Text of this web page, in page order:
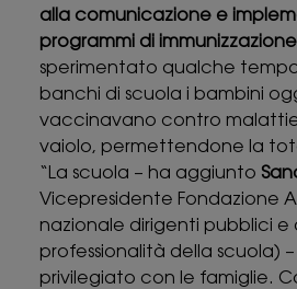
alla comunicazione e
programmi di immunizzazione
sperimentato qualche
banchi di scuola i bambini
vaccinavano contro malattie
vaiolo, permettendone la
“La scuola – ha aggiunto
Vicepresidente Fondazione
nazionale dirigenti pubblici e
professionalità della scuola)
privilegiato con le famiglie.